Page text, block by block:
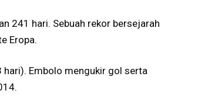
241 hari. Sebuah rekor bersejarah
Eropa.
hari). Embolo mengukir gol serta